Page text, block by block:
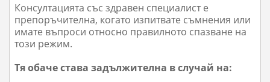
Консултацията със здравен специалист е
препоръчителна, когато изпитвате съмнения или
имате въпроси относно правилното спазване на
този режим.
Тя обаче става задължителна в случай на: